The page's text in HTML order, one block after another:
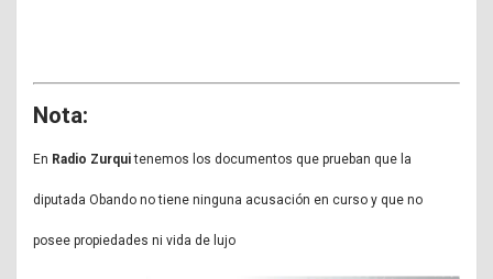
Nota:
En Radio Zurquitenemos los documentos que prueban que la
diputada Obando no tiene ninguna acusación en curso y que no
posee propiedades ni vida de lujo